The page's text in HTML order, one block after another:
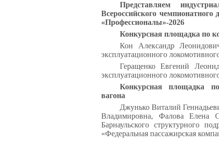
Представляем
Всероссийского
«Профессионалы»-2026
Конкурсная площадка по
Кон Александр
эксплуатационного
Геращенко Евгений
эксплуатационного
Конкурсная площадка
вагона
Джунько Виталий
Владимировна, Фалова Елена
Барнаульского структурного
«Федеральная пассажирская